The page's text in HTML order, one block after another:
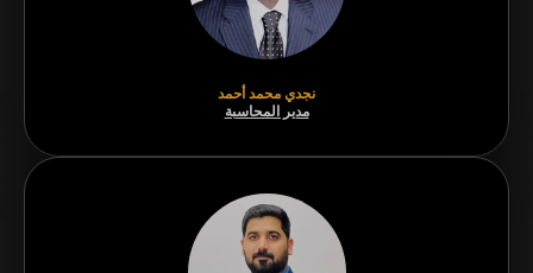
نجدي محمد أحمد
مدير المحاسبة